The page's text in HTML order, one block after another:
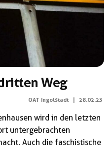
Weg
OAT Ingolstadt | 28.02.23
wird in den letzten
untergebrachten
Auch die faschistische